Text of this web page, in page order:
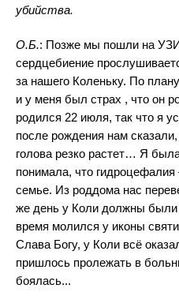
убийства.
О.Б.: Позже мы пошли на
сердцебиение
за нашего Коленьку. По
и у меня был страх , что он
родился 22 июля, так что я
после рождения нам
голова резко растет… Я
понимала, что
семье. Из роддома нас
же день у Коли должны были
время молился у иконы
Слава Богу, у Коли всё
пришлось пролежать в
боялась...